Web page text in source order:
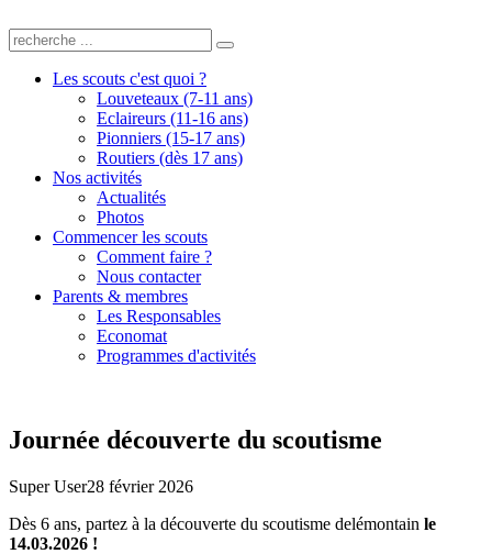
Les scouts c'est quoi ?
Louveteaux (7-11 ans)
Eclaireurs (11-16 ans)
Pionniers (15-17 ans)
Routiers (dès 17 ans)
Nos activités
Actualités
Photos
Commencer les scouts
Comment faire ?
Nous contacter
Parents & membres
Les Responsables
Economat
Programmes d'activités
Journée découverte du scoutisme
Super User28 février 2026
Dès 6 ans, partez à la découverte du scoutisme delémontain le
14.03.2026 !